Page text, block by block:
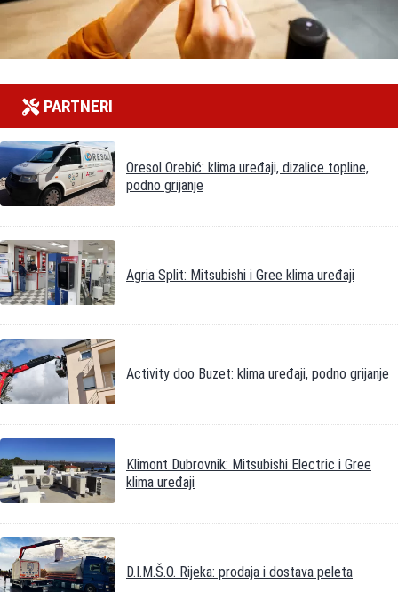
PARTNERI
Oresol Orebić: klima uređaji, dizalice topline,
podno grijanje
Agria Split: Mitsubishi i Gree klima uređaji
Activity doo Buzet: klima uređaji, podno grijanje
Klimont Dubrovnik: Mitsubishi Electric i Gree
klima uređaji
D.I.M.Š.O. Rijeka: prodaja i dostava peleta